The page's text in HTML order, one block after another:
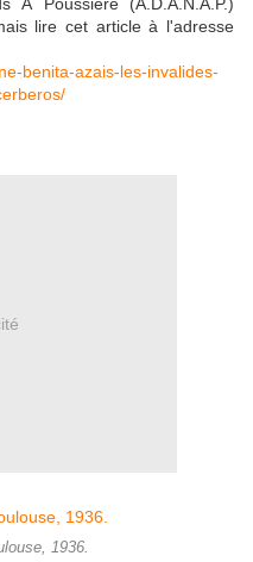
lire cet article à l'adresse
benita-azais-les-invalides-
1936.